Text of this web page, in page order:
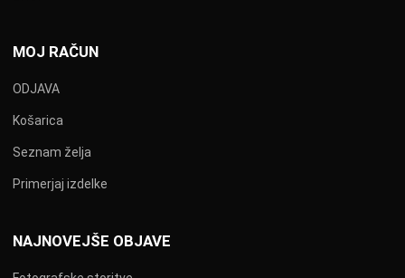
MOJ RAČUN
ODJAVA
Košarica
Seznam želja
Primerjaj izdelke
NAJNOVEJŠE OBJAVE